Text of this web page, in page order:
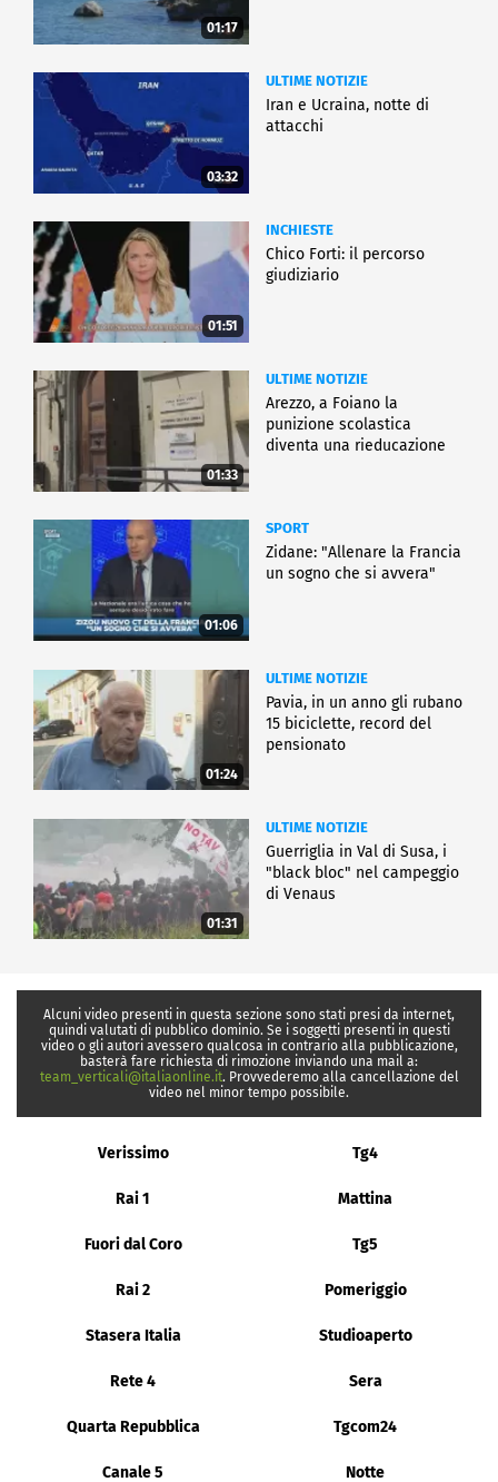
01:17
03:32
ULTIME NOTIZIE
Iran e Ucraina, notte di
attacchi
01:51
INCHIESTE
Chico Forti: il percorso
giudiziario
01:33
ULTIME NOTIZIE
Arezzo, a Foiano la
punizione scolastica
diventa una rieducazione
01:06
SPORT
Zidane: "Allenare la Francia
un sogno che si avvera"
01:24
ULTIME NOTIZIE
Pavia, in un anno gli rubano
15 biciclette, record del
pensionato
01:31
ULTIME NOTIZIE
Guerriglia in Val di Susa, i
"black bloc" nel campeggio
di Venaus
Alcuni video presenti in questa sezione sono stati presi da internet,
quindi valutati di pubblico dominio. Se i soggetti presenti in questi
video o gli autori avessero qualcosa in contrario alla pubblicazione,
basterà fare richiesta di rimozione inviando una mail a:
team_verticali@italiaonline.it. Provvederemo alla cancellazione del
video nel minor tempo possibile.
Verissimo Tg4
Rai 1 Mattina
Fuori dal Coro Tg5
Rai 2 Pomeriggio
Stasera Italia Studioaperto
Rete 4 Sera
Quarta Repubblica Tgcom24
Canale 5 Notte